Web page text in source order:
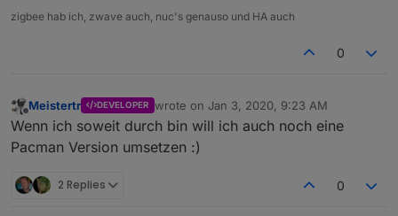
zigbee hab ich, zwave auch, nuc's genauso und HA auch
0
Offline
Meistertr DEVELOPER wrote on Jan 3, 2020, 9:23 AM
last edited by
Wenn ich soweit durch bin will ich auch noch eine
Pacman Version umsetzen :)
2 Replies 0